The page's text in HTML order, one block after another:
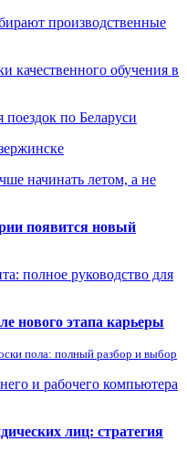
производственные
качественного обучения в
по Беларуси
начинать летом, а не
появится новый
полное руководство для
нового этапа карьеры
пола: полный разбор и выбор
и рабочего компьютера
лиц: стратегия